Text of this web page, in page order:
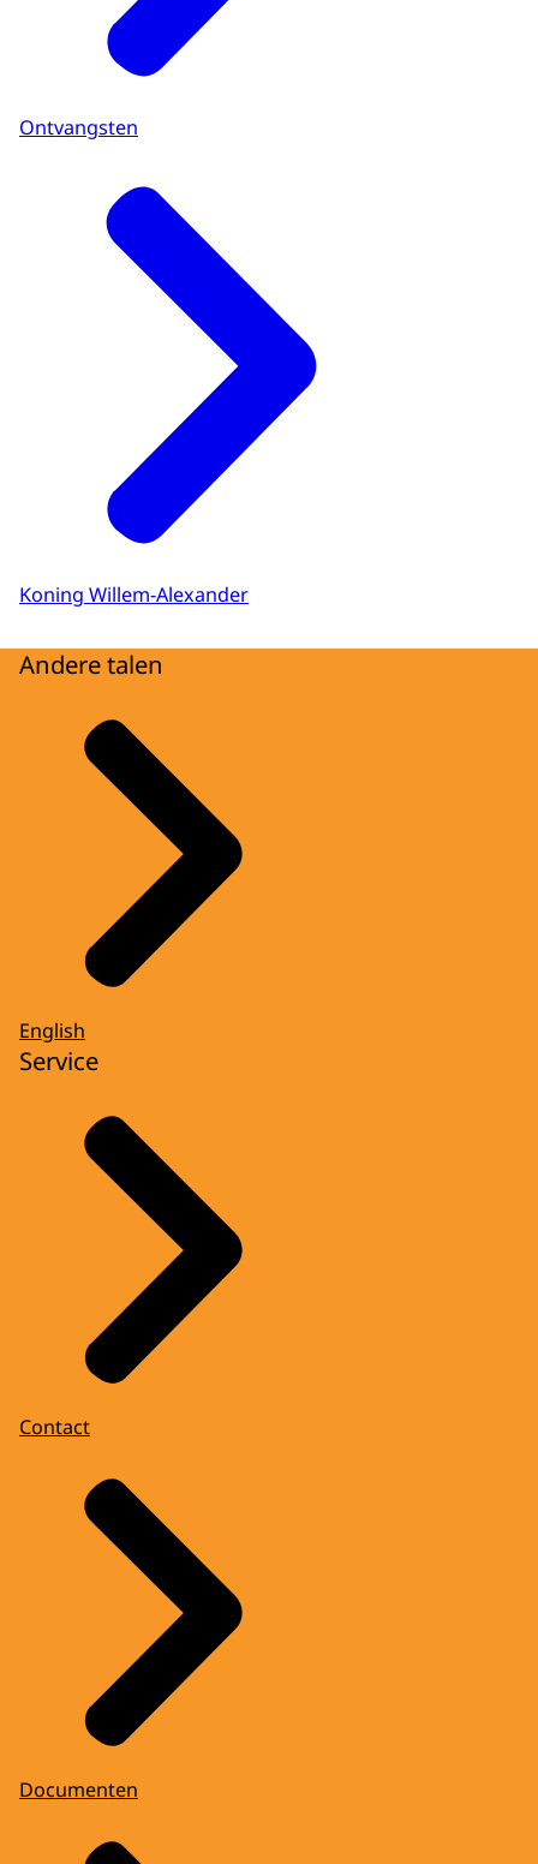
Ontvangsten
Koning Willem-Alexander
Andere talen
English
Service
Contact
Documenten